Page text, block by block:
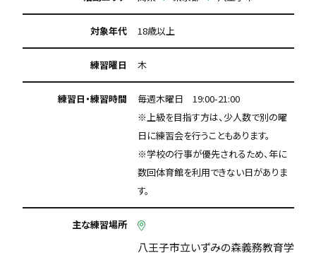
対象年代 18歳以上
練習曜日 木
練習日・練習時間
毎週木曜日 19:00-21:00
※上級を目指す方は、少人数で別の曜
日に練習会を行うこともあります。
※学校の行事が優先されるため、年に
数回体育館を利用できない日がありま
す。
主な練習場所
八王子市立いずみの森義務教育学